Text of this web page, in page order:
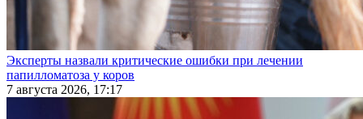
Эксперты назвали критические ошибки при лечении
папилломатоза у коров
7 августа 2026, 17:17